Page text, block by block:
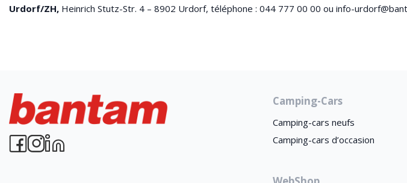
Urdorf/ZH, Heinrich Stutz-Str. 4 – 8902 Urdorf, téléphone : 044 777 00 00 ou info-
Camping-Cars
Camping-cars neufs
Camping-cars d’occasion